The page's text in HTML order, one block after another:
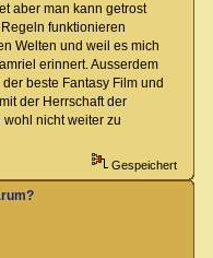
aber man kann getrost
funktionieren
Welten und weil es mich
erinnert. Ausserdem
beste Fantasy Film und
der Herrschaft der
nicht weiter zu
Gespeichert